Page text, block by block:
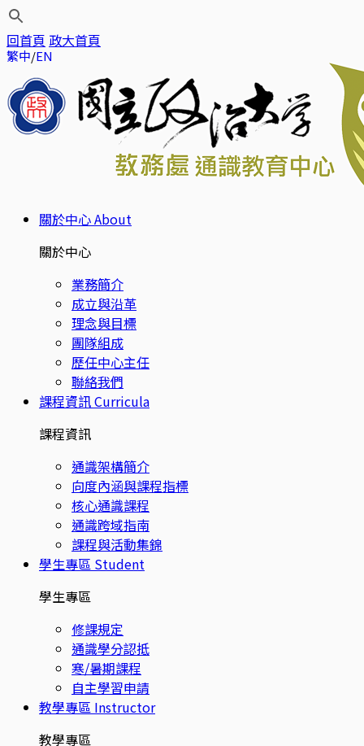
回首頁 政大首頁
繁中 EN
關於中心About
關於中心
業務簡介
成立與沿革
理念與目標
團隊組成
歷任中心主任
聯絡我們
課程資訊Curricula
課程資訊
通識架構簡介
向度內涵與課程指標
核心通識課程
通識跨域指南
課程與活動集錦
學生專區 Student
學生專區
修課規定
通識學分認抵
寒/暑期課程
自主學習申請
教學專區 Instructor
教學專區